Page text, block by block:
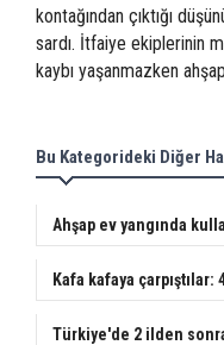
kontağından çıktığı
sardı. İtfaiye ekiplerinin
kaybı yaşanmazken
Bu Kategorideki Diğer
Ahşap ev yangında
Kafa kafaya çarpıştılar:
Türkiye'de 2 ilden